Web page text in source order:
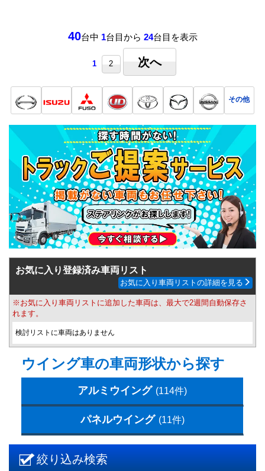
40台中 1台目から 24台目を表示
1 2 次へ
その他
お気に入り登録済み車両リスト
お気に入り車両リストの詳細を見る
※お気に入り車両リストに追加した車両は、最大で2週間自動保存さ
れます。
検討リストに車両はありません
ウイング車の車両形状から探す
アルミウイング (114件)
パネルウイング (11件)
絞り込み検索